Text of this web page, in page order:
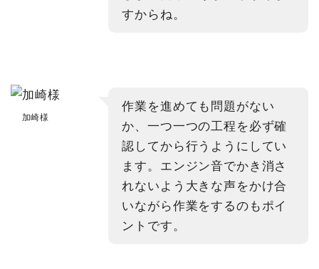
すからね。
加崎様
作業を進めても問題がない
か、一つ一つの工程を必ず確
認してから行うようにしてい
ます。エンジン音でかき消さ
れないよう大きな声をかけ合
いながら作業をするのもポイ
ントです。